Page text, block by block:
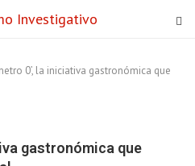
0’, la iniciativa gastronómica que
gastronómica que